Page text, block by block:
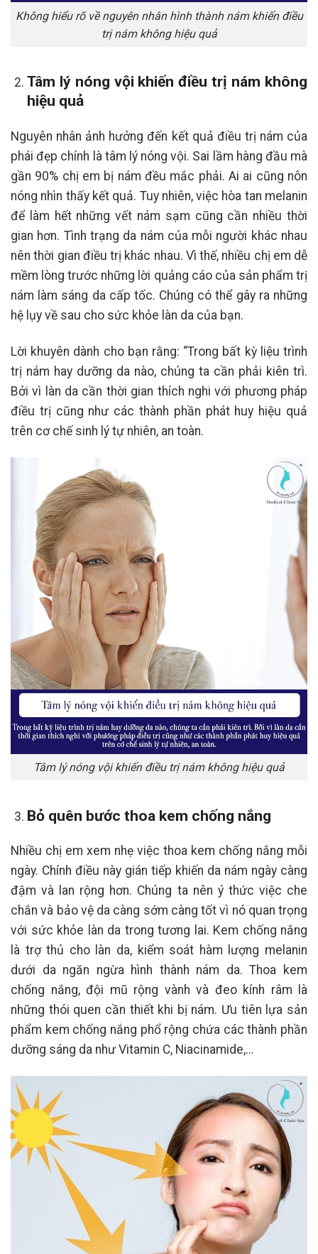
Không hiểu rõ về nguyên nhân hình thành nám khiến điều
trị nám không hiệu quả
Tâm lý nóng vội khiến điều trị nám không
hiệu quả
Nguyên nhân ảnh hưởng đến kết quả điều trị nám của
phái đẹp chính là tâm lý nóng vội. Sai lầm hàng đầu mà
gần 90% chị em bị nám đều mắc phải. Ai ai cũng nôn
nóng nhìn thấy kết quả. Tuy nhiên, việc hòa tan melanin
để làm hết những vết nám sạm cũng cần nhiều thời
gian hơn. Tình trạng da nám của mỗi người khác nhau
nên thời gian điều trị khác nhau. Vì thế, nhiều chị em dễ
mềm lòng trước những lời quảng cáo của sản phẩm trị
nám làm sáng da cấp tốc. Chúng có thể gây ra những
hệ lụy về sau cho sức khỏe làn da của bạn.
Lời khuyên dành cho bạn rằng: “Trong bất kỳ liệu trình
trị nám hay dưỡng da nào, chúng ta cần phải kiên trì.
Bởi vì làn da cần thời gian thích nghi với phương pháp
điều trị cũng như các thành phần phát huy hiệu quả
trên cơ chế sinh lý tự nhiên, an toàn.
Tâm lý nóng vội khiến điều trị nám không hiệu quả
Bỏ quên bước thoa kem chống nắng
Nhiều chị em xem nhẹ việc thoa kem chống nắng mỗi
ngày. Chính điều này gián tiếp khiến da nám ngày càng
đậm và lan rộng hơn. Chúng ta nên ý thức việc che
chắn và bảo vệ da càng sớm càng tốt vì nó quan trọng
với sức khỏe làn da trong tương lai. Kem chống nắng
là trợ thủ cho làn da, kiểm soát hàm lượng melanin
dưới da ngăn ngừa hình thành nám da. Thoa kem
chống nắng, đội mũ rộng vành và đeo kính râm là
những thói quen cần thiết khi bị nám. Ưu tiên lựa sản
phẩm kem chống nắng phổ rộng chứa các thành phần
dưỡng sáng da như Vitamin C, Niacinamide,…